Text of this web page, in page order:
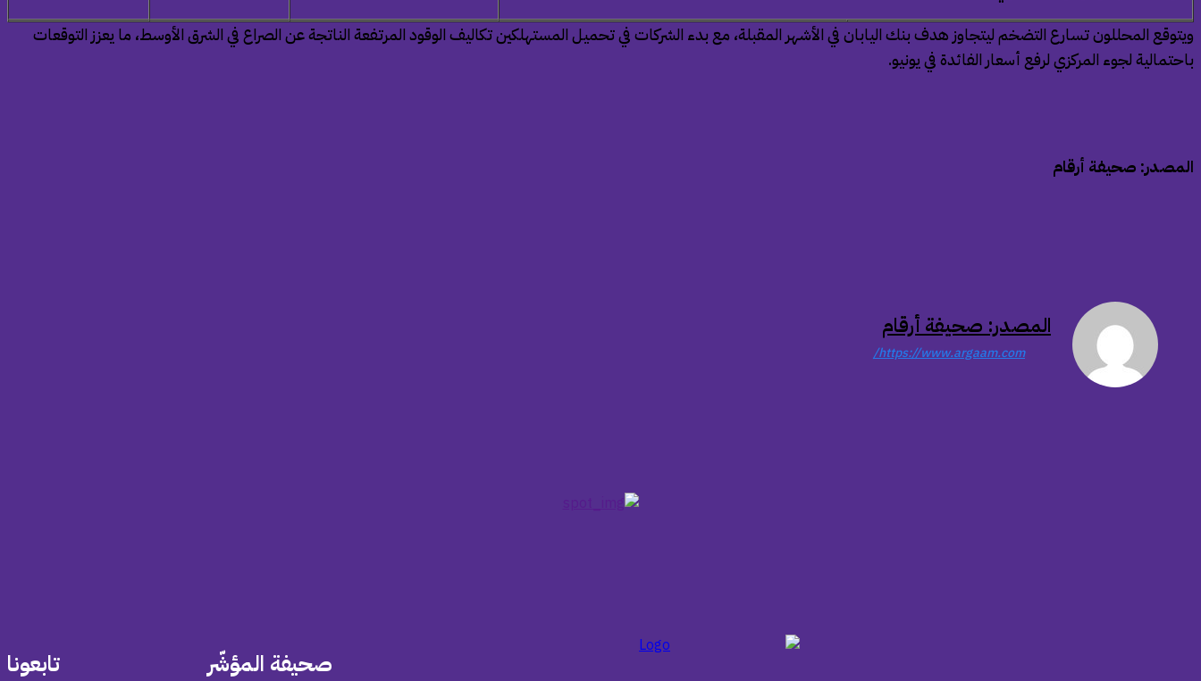
ويتوقع المحللون تسارع التضخم ليتجاوز هدف بنك اليابان في الأشهر المقبلة، مع بدء الشركات في تحميل المستهلكين تكاليف الوقود المرتفعة الناتجة عن الصراع في الشرق الأوسط، ما يعزز التوقعات
باحتمالية لجوء المركزي لرفع أسعار الفائدة في يونيو.
المصدر: صحيفة أرقام
المصدر: صحيفة أرقام
https://www.argaam.com/
تابعونا صحيفة المؤشّر